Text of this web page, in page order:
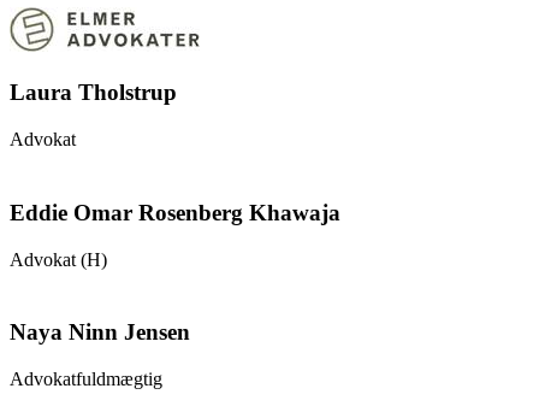
Laura Tholstrup
Advokat
Eddie Omar Rosenberg Khawaja
Advokat (H)
Naya Ninn Jensen
Advokatfuldmægtig